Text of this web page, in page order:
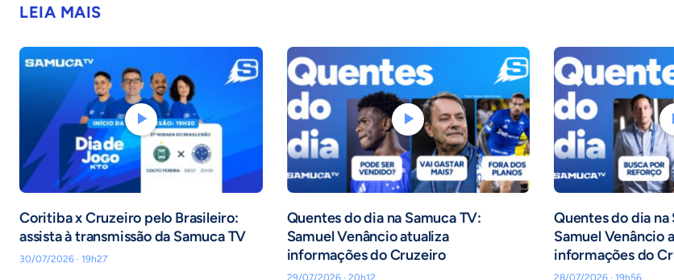
LEIA MAIS
Coritiba x Cruzeiro pelo Brasileiro:
assista à transmissão da Samuca TV
30/07/2026 · 19h27
Quentes do dia na Samuca TV:
Samuel Venâncio atualiza
informações do Cruzeiro
29/07/2026 · 20h12
Quentes do dia na
Samuel Venâncio
informações do
28/07/2026 · 19h56